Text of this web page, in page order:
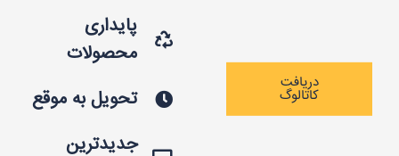
دریافت
کاتالوگ
پایداری
محصولات
تحویل به موقع
جدیدترین